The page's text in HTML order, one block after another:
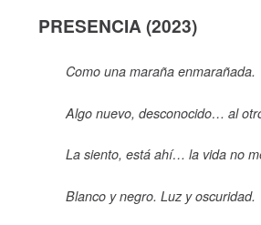
PRESENCIA (2023)
Como una maraña enmarañada.
Algo nuevo, desconocido… al
La siento, está ahí… la vida no
Blanco y negro. Luz y oscuridad.